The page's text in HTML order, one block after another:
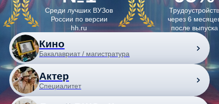
Кино
Бакалавриат / магистратура
Актер
Специалитет
Лицей ВШЭ «Кино и медиа»
Школьное образование
Подготовка к поступлению
Бакалавриат / магистратура